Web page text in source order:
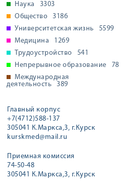
Наука
3303
Общество
3186
Университетская жизнь
5599
Медицина
1269
Трудоустройство
541
Непрерывное образование
78
Международная
деятельность
389
Главный корпус
+7(4712)588-137
305041 К.Маркса,3, г.Курск
kurskmed@mail.ru
Приемная комиссия
74-50-48
305041 К.Маркса,3, г.Курск